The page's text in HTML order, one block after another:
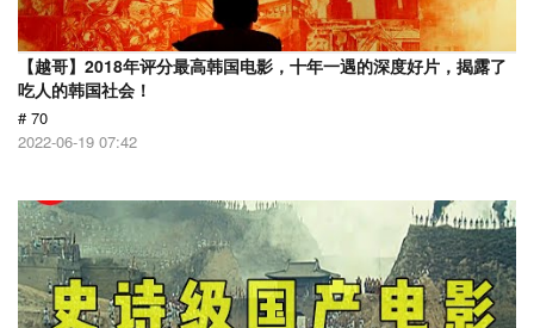
【越哥】2018年评分最高韩国电影，十年一遇的深度好片，揭露了
吃人的韩国社会！
# 70
2022-06-19 07:42